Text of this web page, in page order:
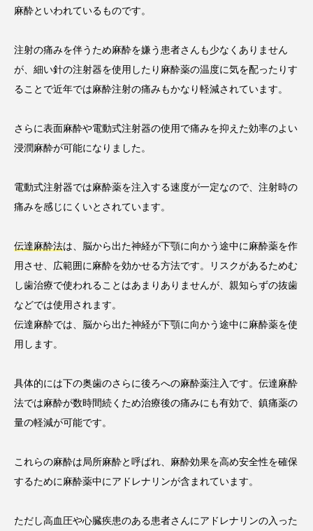
麻酔といわれているものです。
注射の痛みを伴うため麻酔を嫌う患者さんも少なくありません
が、細い針の注射器を使用したり麻酔薬の温度に気を配ったりす
ることで近年では麻酔注射の痛みもかなり軽減されています。
さらに表面麻酔や電動式注射器の使用で痛みを抑えた効率のよい
浸潤麻酔が可能になりました。
電動式注射器では麻酔薬を注入する速度が一定なので、注射時の
痛みを感じにくいとされています。
伝達麻酔法は、脳から出た神経が下顎に向かう途中に麻酔薬を作
用させ、広範囲に麻酔を効かせる方法です。リスクがあるためむ
し歯治療で使われることはあまりありませんが、親知らずの抜歯
などでは使用されます。
伝達麻酔では、脳から出た神経が下顎に向かう途中に麻酔薬を使
用します。
具体的には下の奥歯のさらに後ろへの麻酔薬注入です。伝達麻酔
法では麻酔が数時間続くため治療後の痛みにも有効で、鎮痛薬の
量の軽減が可能です。
これらの麻酔は局所麻酔と呼ばれ、麻酔効果を高め安全性を確保
するために麻酔薬中にアドレナリンが含まれています。
ただし高血圧や心臓疾患のある患者さんにアドレナリンの入った